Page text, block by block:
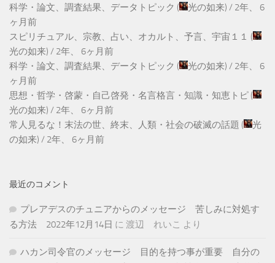
科学・論文、調査結果、データトピック ( 光の如来) / 2年、 6
ヶ月前
スピリチュアル、宗教、占い、オカルト、予言、宇宙１１ (
光の如来) / 2年、 6ヶ月前
科学・論文、調査結果、データトピック ( 光の如来) / 2年、 6
ヶ月前
思想・哲学・啓蒙・自己啓発・名言格言・知識・知恵トピ (
光の如来) / 2年、 6ヶ月前
常人見るな！末法の世、終末、人類・社会の破滅の話題 (
光
の如来) / 2年、 6ヶ月前
最近のコメント
プレアデスのチュニアからのメッセージ 苦しみに対処す
る方法 2022年12月14日 に 渡辺 れいこ より
ハカン司令官のメッセージ 目的を持つ事が重要 自分の